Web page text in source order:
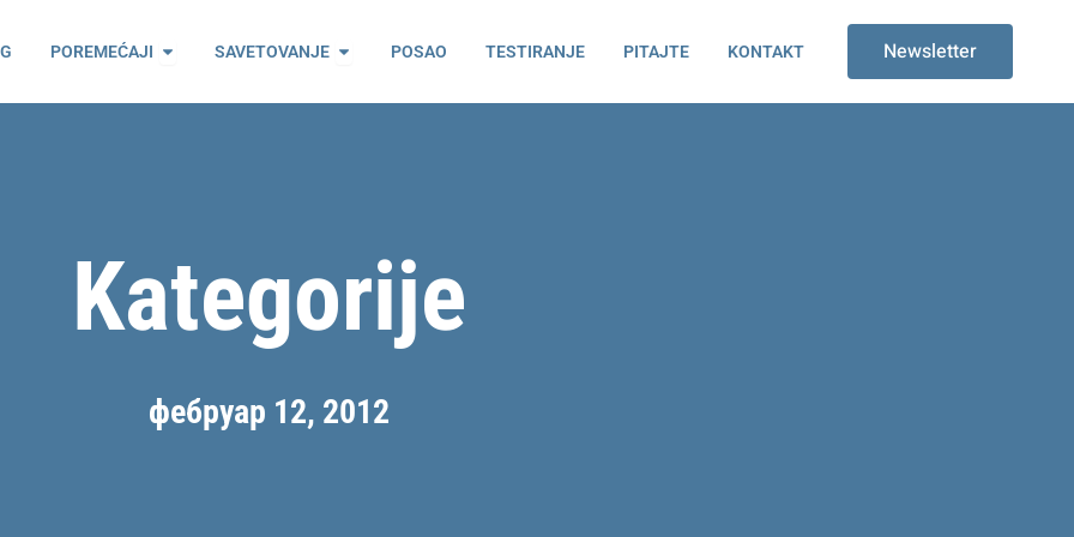
POREMEĆAJI Open Poremećaji
SAVETOVANJE Open Savetovanje
POSAO TESTIRANJE PITAJTE KONTAKT Newsletter
Kategorije
фебруар 12, 2012